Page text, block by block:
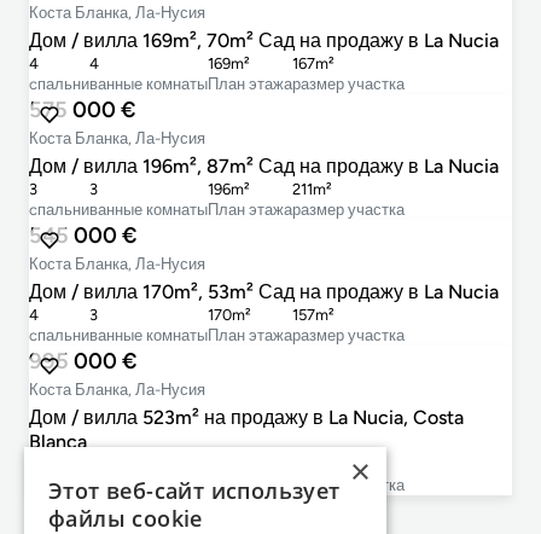
Коста Бланка, Ла-Нусия
Дом / вилла 169m², 70m² Сад на продажу в La Nucia
cпальни
4
ванные комнаты
4
План этажа
169m²
размер участка
167m²
575 000 €
Коста Бланка, Ла-Нусия
Дом / вилла 196m², 87m² Сад на продажу в La Nucia
cпальни
3
ванные комнаты
3
План этажа
196m²
размер участка
211m²
545 000 €
Коста Бланка, Ла-Нусия
Дом / вилла 170m², 53m² Сад на продажу в La Nucia
cпальни
4
ванные комнаты
3
План этажа
170m²
размер участка
157m²
995 000 €
Коста Бланка, Ла-Нусия
Дом / вилла 523m² на продажу в La Nucia, Costa
Blanca
cпальниванные комнаты План этажа размер участка
×
Этот веб-сайт использует
файлы cookie